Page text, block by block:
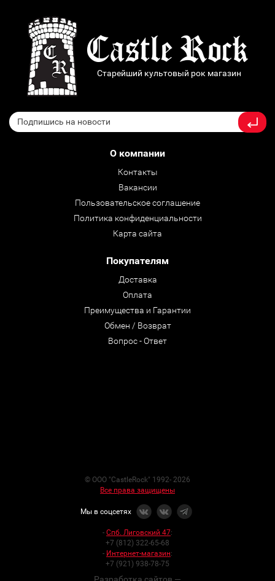
Старейший культовый рок магазин
О компании
Контакты
Вакансии
Пользовательское соглашение
Политика конфиденциальности
Карта сайта
Покупателям
Доставка
Оплата
Преимущества и Гарантии
Обмен / Возврат
Вопрос - Ответ
© ООО "CastleRock" 1992- 2026
Все права защищены
Мы в соцсетях
- Спб. Лиговский 47:
+7 (812) 322-65-68
- Интернет-магазин:
+7 (921) 938-78-75